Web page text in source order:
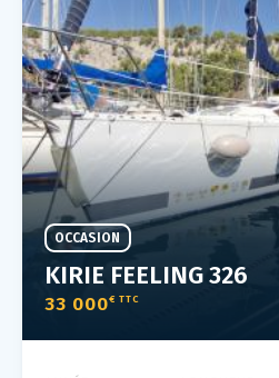
KIRIE FEELING 326
33 000€ TTC
OCCASION